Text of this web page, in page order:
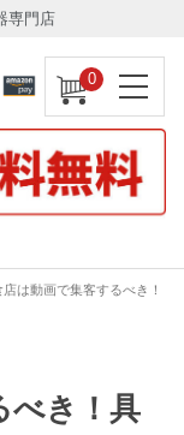
専門店
0
店は動画で集客するべき！
べき！具